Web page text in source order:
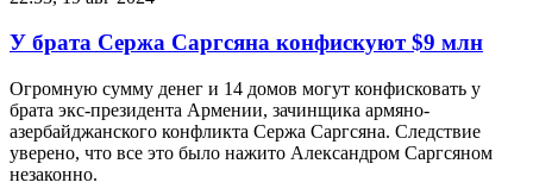
У брата Сержа Саргсяна конфискуют $9 млн
Огромную сумму денег и 14 домов могут конфисковать у
брата экс-президента Армении, зачинщика армяно-
азербайджанского конфликта Сержа Саргсяна. Следствие
уверено, что все это было нажито Александром Саргсяном
незаконно.